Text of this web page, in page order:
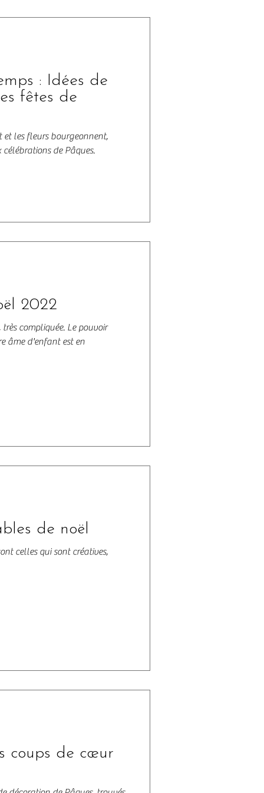
: Idées de
fêtes de
et les fleurs bourgeonnent,
de Pâques.
2022
compliquée. Le pouvoir
âme d'enfant est en
de noël
celles qui sont créatives,
coups de cœur